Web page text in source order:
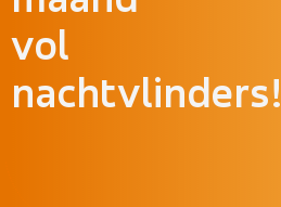
vol
nachtvlinders!